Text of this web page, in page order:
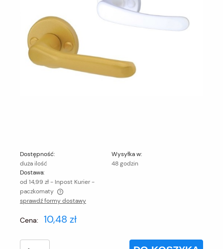
Dostępność:
duża ilość
Wysyłka w:
48 godzin
Dostawa:
od 14,99 zł- Inpost Kurier -
paczkomaty
Cena nie zawiera ewentualnych kosztów płatności
sprawdź formy dostawy
Cena: 10,48 zł